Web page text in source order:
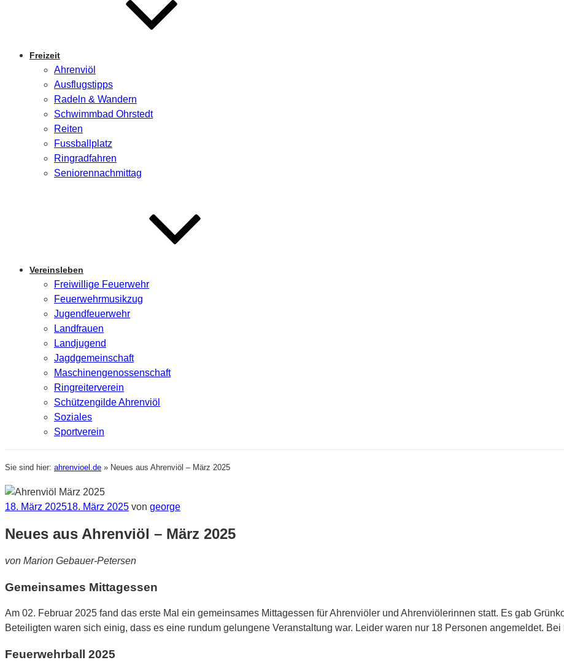
Freizeit
Ahrenviöl
Ausflugstipps
Radeln & Wandern
Schwimmbad Ohrstedt
Reiten
Fussballplatz
Ringradfahren
Seniorennachmittag
Vereinsleben
Freiwillige Feuerwehr
Feuerwehrmusikzug
Jugendfeuerwehr
Landfrauen
Landjugend
Jagdgemeinschaft
Maschinengenossenschaft
Ringreiterverein
Schützengilde Ahrenviöl
Soziales
Sportverein
Sie sind hier: ahrenvioel.de » Neues aus Ahrenviöl – März 2025
Veröffentlicht
18. März 202518. März 2025 von george
Neues aus Ahrenviöl – März 2025
von Marion Gebauer-Petersen
Gemeinsames Mittagessen
Am 02. Februar 2025 fand das erste Mal ein gemeinsames Mittagessen für Ahrenviöler und Ahrenviölerinnen statt. Es gab
Beteiligten waren sich einig, dass es eine rundum gelungene Veranstaltung war. Leider waren nur 18 Personen angemeldet.
Feuerwehrball 2025